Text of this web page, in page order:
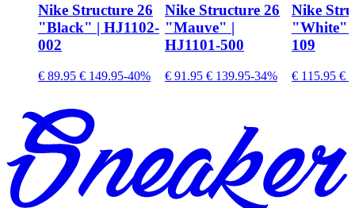
Nike Structure 26
"Black" | HJ1102-
002
€ 89.95 € 149.95-40%
Nike Structure 26
"Mauve" |
HJ1101-500
€ 91.95 € 139.95-34%
Nike
"White"
109
€ 115.95 €